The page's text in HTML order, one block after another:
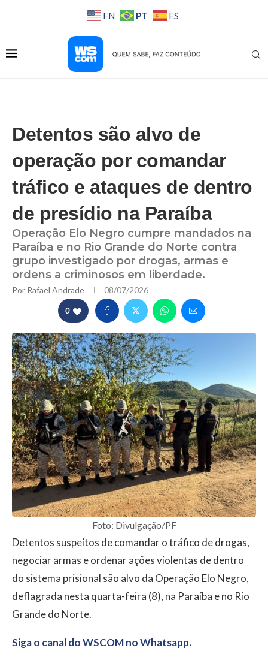
EN PT ES
Detentos são alvo de
operação por comandar
tráfico e ataques de dentro
de presídio na Paraíba
Operação Elo Negro cumpre mandados na
Paraíba e no Rio Grande do Norte contra
grupo investigado por drogas, armas e
ordens a criminosos em liberdade.
Por Rafael Andrade 08/07/2026
0
Foto: Divulgação/PF
Detentos suspeitos de comandar o tráfico de drogas,
negociar armas e ordenar ações violentas de dentro
do sistema prisional são alvo da Operação Elo Negro,
deflagrada nesta quarta-feira (8), na Paraíba e no Rio
Grande do Norte.
Siga o canal do WSCOM no Whatsapp.